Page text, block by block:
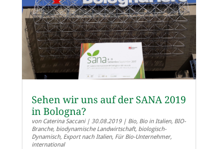
Sehen wir uns auf der SANA 2019
in Bologna?
von Caterina Saccani| 30.08.2019| Bio, Bio in Italien, BIO-
Branche, biodynamische Landwirtschaft, biologisch-
Dynamisch, Export nach Italien, Für Bio-Unternehmer,
international